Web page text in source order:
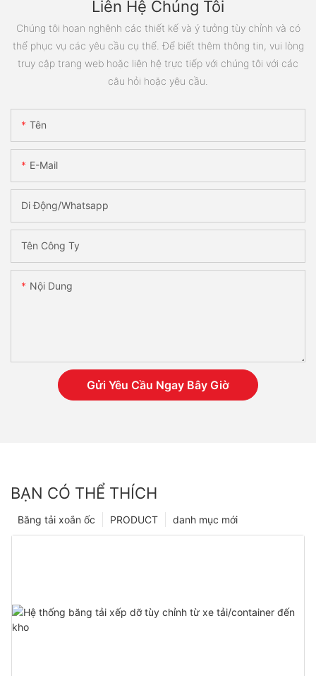
Liên Hệ Chúng Tôi
Chúng tôi hoan nghênh các thiết kế và ý tưởng tùy chỉnh và có
thể phục vụ các yêu cầu cụ thể. Để biết thêm thông tin, vui lòng
truy cập trang web hoặc liên hệ trực tiếp với chúng tôi với các
câu hỏi hoặc yêu cầu.
Tên
E-Mail
Di Động/Whatsapp
Tên Công Ty
Nội Dung
Gửi Yêu Cầu Ngay Bây Giờ
BẠN CÓ THỂ THÍCH
danh mục mới
PRODUCT
Băng tải xoắn ốc